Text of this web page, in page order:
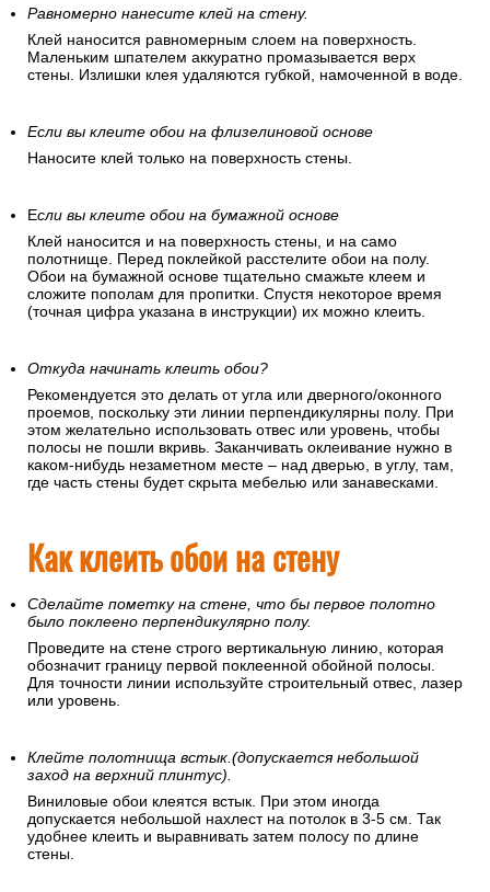
Равномерно нанесите клей на стену.
Клей наносится равномерным слоем на поверхность.
Маленьким шпателем аккуратно промазывается верх
стены. Излишки клея удаляются губкой, намоченной в воде.
Если вы клеите обои на флизелиновой основе
Наносите клей только на поверхность стены.
Если вы клеите обои на бумажной основе
Клей наносится и на поверхность стены, и на само
полотнище. Перед поклейкой расстелите обои на полу.
Обои на бумажной основе тщательно смажьте клеем и
сложите пополам для пропитки. Спустя некоторое время
(точная цифра указана в инструкции) их можно клеить.
Откуда начинать клеить обои?
Рекомендуется это делать от угла или дверного/оконного
проемов, поскольку эти линии перпендикулярны полу. При
этом желательно использовать отвес или уровень, чтобы
полосы не пошли вкривь. Заканчивать оклеивание нужно в
каком-нибудь незаметном месте – над дверью, в углу, там,
где часть стены будет скрыта мебелью или занавесками.
Как клеить обои на стену
Сделайте пометку на стене, что бы первое полотно
было поклеено перпендикулярно полу.
Проведите на стене строго вертикальную линию, которая
обозначит границу первой поклеенной обойной полосы.
Для точности линии используйте строительный отвес, лазер
или уровень.
Клейте полотнища встык.(допускается небольшой
заход на верхний плинтус).
Виниловые обои клеятся встык. При этом иногда
допускается небольшой нахлест на потолок в 3-5 см. Так
удобнее клеить и выравнивать затем полосу по длине
стены.